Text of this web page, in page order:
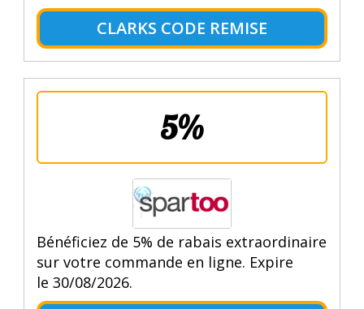
CLARKS CODE REMISE
5%
Bénéficiez de 5% de rabais extraordinaire
sur votre commande en ligne. Expire
le 30/08/2026.